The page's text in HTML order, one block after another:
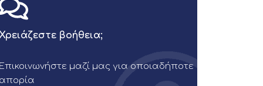
Χρειάζεστε βοήθεια;
Επικοινωνήστε μαζί μας για οποιαδήποτε
απορία